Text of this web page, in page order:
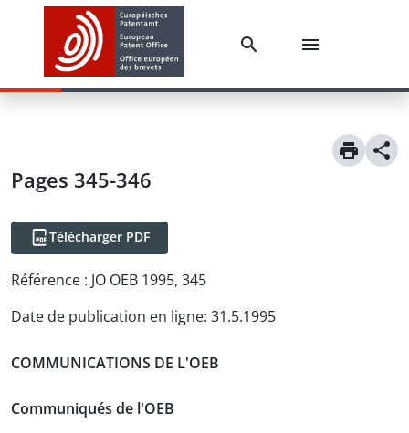
Pages 345-346
Télécharger PDF
Référence : JO OEB 1995, 345
Date de publication en ligne: 31.5.1995
COMMUNICATIONS DE L'OEB
Communiqués de l'OEB